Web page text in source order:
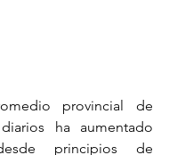
provincial de
ha aumentado
principios de